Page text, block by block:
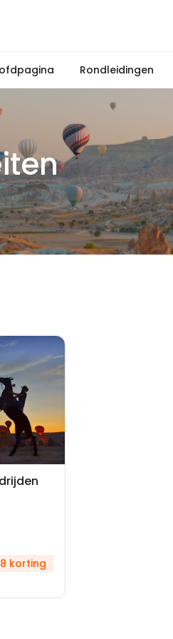
Rondleidingen
korting